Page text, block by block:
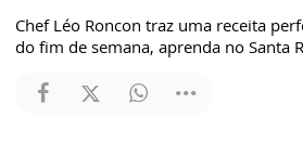
Chef Léo Roncon traz uma receita
do fim de semana, aprenda no Santa